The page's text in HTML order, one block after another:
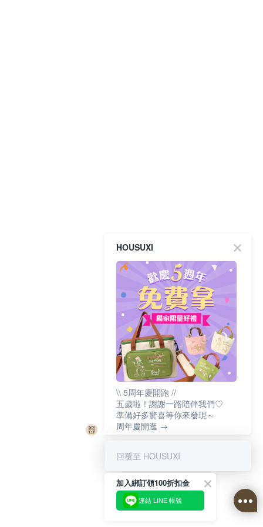
HOUSUXI
\\ 5周年慶開跑 //
五歲啦！謝謝一路陪伴我們♡
準備好多驚喜等你來發現～
周年慶開逛 →
回覆至 HOUSUXI
加入綁訂領100折扣金
連結 LINE 帳號